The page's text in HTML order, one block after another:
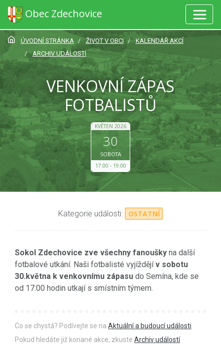
Obec Zdechovice
ÚVODNÍ STRÁNKA ŽIVOT V OBCI
KALENDÁŘ AKCÍ
ARCHIV UDÁLOSTÍ
VENKOVNÍ ZÁPAS
FOTBALISTŮ
KVĚTEN 2026
30
SOBOTA
17:00
19:00
Kategorie události: OSTATNÍ
Sokol Zdechovice zve všechny fanoušky na další
fotbalové utkání. Naši fotbalisté vyjíždějív sobotu
30.května k venkovnímu zápasu do Semína, kde se
od 17:00 hodin utkají s smístním týmem.
Co se chystá? Podívejte se na Aktuální a budoucí události
Pokud hledáte již konané akce, zkuste Archiv událostí